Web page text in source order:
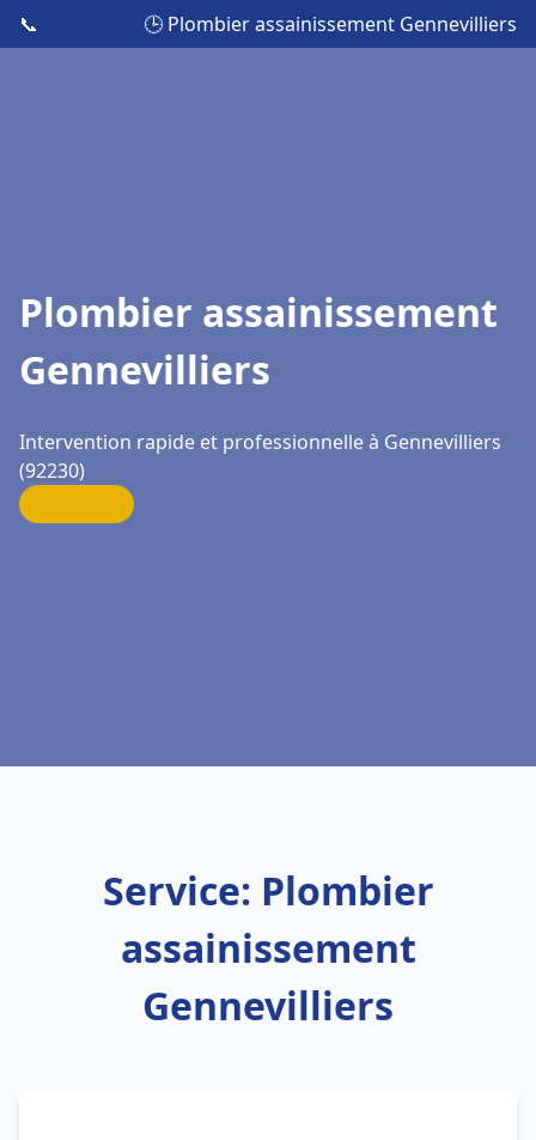
📞 🕒 Plombier assainissement Gennevilliers
Plombier assainissement
Gennevilliers
Intervention rapide et professionnelle à Gennevilliers
(92230)
Service: Plombier
assainissement
Gennevilliers